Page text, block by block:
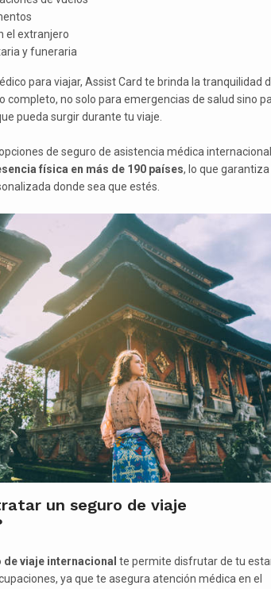
el extranjero
y funeraria
para viajar, Assist Card te brinda la tranquilidad
completo, no solo para emergencias de salud sino
pueda surgir durante tu viaje.
de seguro de asistencia médica
física en más de 190 países, lo que
donde sea que estés.
un seguro de viaje
de viaje internacional te permite disfrutar de tu
ya que te asegura atención médica en el